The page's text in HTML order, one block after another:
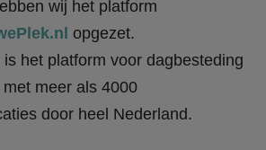
wij het platform
opgezet.
het platform voor dagbesteding
meer als 4000
door heel Nederland.